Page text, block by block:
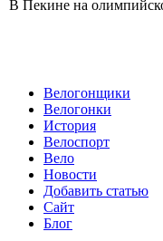
В Пекине на
Велогонщики
Велогонки
История
Велоспорт
Вело
Новости
Добавить статью
Сайт
Блог